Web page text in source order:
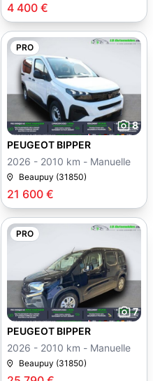
4 400 €
PRO
8
21 600 €
PEUGEOT BIPPER
2026 - 2010 km - Manuelle
Beaupuy (31850)
PRO
7
PEUGEOT BIPPER
2026 - 2010 km - Manuelle
Beaupuy (31850)